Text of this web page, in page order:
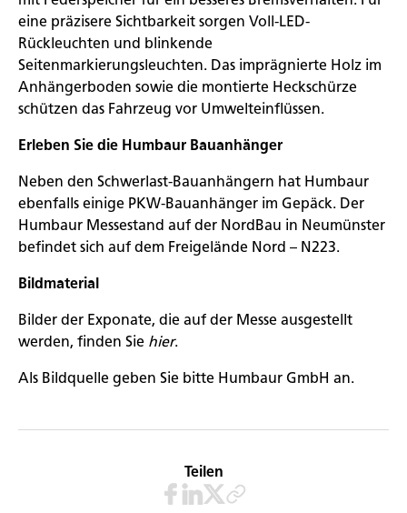
eine präzisere Sichtbarkeit sorgen Voll-LED-
Rückleuchten und blinkende
Seitenmarkierungsleuchten. Das imprägnierte Holz im
Anhängerboden sowie die montierte Heckschürze
schützen das Fahrzeug vor Umwelteinflüssen.
Erleben Sie die Humbaur Bauanhänger
Neben den Schwerlast-Bauanhängern hat Humbaur
ebenfalls einige PKW-Bauanhänger im Gepäck. Der
Humbaur Messestand auf der NordBau in Neumünster
befindet sich auf dem Freigelände Nord – N223.
Bildmaterial
Bilder der Exponate, die auf der Messe ausgestellt
werden, finden Sie hier.
Als Bildquelle geben Sie bitte Humbaur GmbH an.
Teilen